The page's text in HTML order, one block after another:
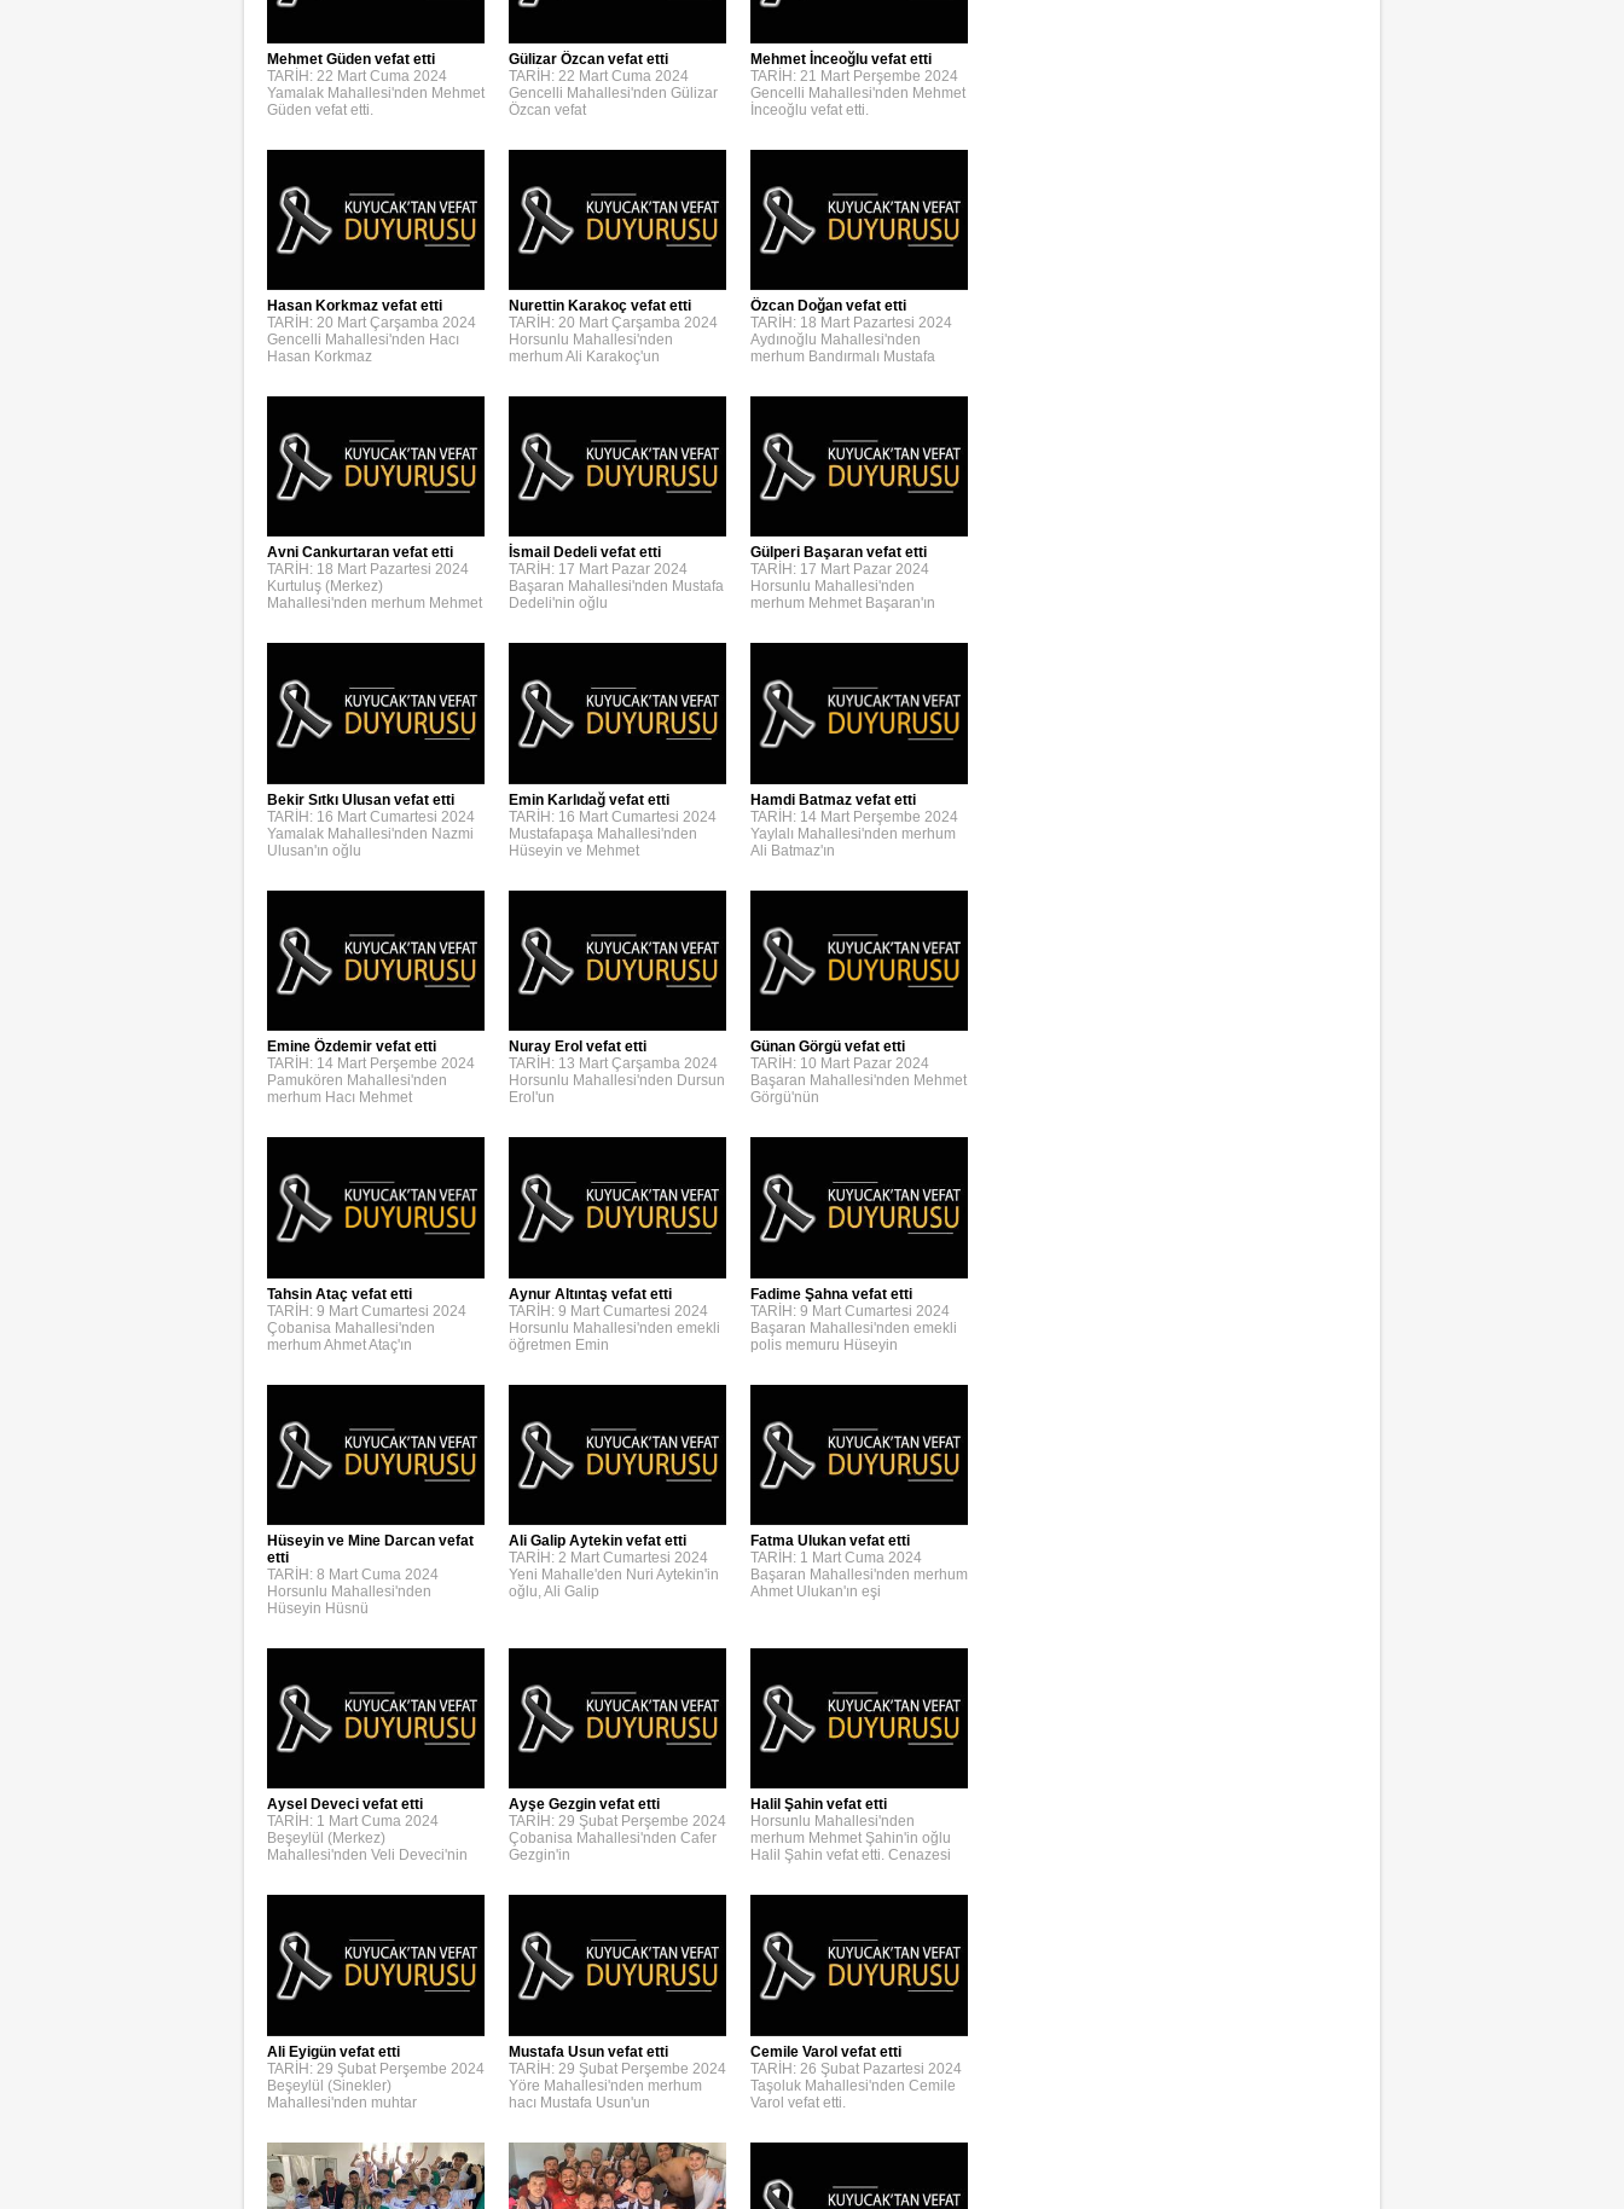
Mehmet Güden vefat etti
TARİH: 22 Mart Cuma 2024
Yamalak Mahallesi'nden Mehmet
Güden vefat etti.
Gülizar Özcan vefat etti
TARİH: 22 Mart Cuma 2024
Gencelli Mahallesi'nden Gülizar
Özcan vefat
Mehmet İnceoğlu vefat etti
TARİH: 21 Mart Perşembe 2024
Gencelli Mahallesi'nden Mehmet
İnceoğlu vefat etti.
Hasan Korkmaz vefat etti
TARİH: 20 Mart Çarşamba 2024
Gencelli Mahallesi'nden Hacı
Hasan Korkmaz
Nurettin Karakoç vefat etti
TARİH: 20 Mart Çarşamba 2024
Horsunlu Mahallesi'nden
merhum Ali Karakoç'un
Özcan Doğan vefat etti
TARİH: 18 Mart Pazartesi 2024
Aydınoğlu Mahallesi'nden
merhum Bandırmalı Mustafa
Avni Cankurtaran vefat etti
TARİH: 18 Mart Pazartesi 2024
Kurtuluş (Merkez)
Mahallesi'nden merhum Mehmet
İsmail Dedeli vefat etti
TARİH: 17 Mart Pazar 2024
Başaran Mahallesi'nden Mustafa
Dedeli'nin oğlu
Gülperi Başaran vefat etti
TARİH: 17 Mart Pazar 2024
Horsunlu Mahallesi'nden
merhum Mehmet Başaran'ın
Bekir Sıtkı Ulusan vefat etti
TARİH: 16 Mart Cumartesi 2024
Yamalak Mahallesi'nden Nazmi
Ulusan'ın oğlu
Emin Karlıdağ vefat etti
TARİH: 16 Mart Cumartesi 2024
Mustafapaşa Mahallesi'nden
Hüseyin ve Mehmet
Hamdi Batmaz vefat etti
TARİH: 14 Mart Perşembe 2024
Yaylalı Mahallesi'nden merhum
Ali Batmaz'ın
Emine Özdemir vefat etti
TARİH: 14 Mart Perşembe 2024
Pamukören Mahallesi'nden
merhum Hacı Mehmet
Nuray Erol vefat etti
TARİH: 13 Mart Çarşamba 2024
Horsunlu Mahallesi'nden Dursun
Erol'un
Günan Görgü vefat etti
TARİH: 10 Mart Pazar 2024
Başaran Mahallesi'nden Mehmet
Görgü'nün
Tahsin Ataç vefat etti
TARİH: 9 Mart Cumartesi 2024
Çobanisa Mahallesi'nden
merhum Ahmet Ataç'ın
Aynur Altıntaş vefat etti
TARİH: 9 Mart Cumartesi 2024
Horsunlu Mahallesi'nden emekli
öğretmen Emin
Fadime Şahna vefat etti
TARİH: 9 Mart Cumartesi 2024
Başaran Mahallesi'nden emekli
polis memuru Hüseyin
Hüseyin ve Mine Darcan vefat
etti
TARİH: 8 Mart Cuma 2024
Horsunlu Mahallesi'nden
Hüseyin Hüsnü
Ali Galip Aytekin vefat etti
TARİH: 2 Mart Cumartesi 2024
Yeni Mahalle'den Nuri Aytekin'in
oğlu, Ali Galip
Fatma Ulukan vefat etti
TARİH: 1 Mart Cuma 2024
Başaran Mahallesi'nden merhum
Ahmet Ulukan'ın eşi
Aysel Deveci vefat etti
TARİH: 1 Mart Cuma 2024
Beşeylül (Merkez)
Mahallesi'nden Veli Deveci'nin
Ayşe Gezgin vefat etti
TARİH: 29 Şubat Perşembe 2024
Çobanisa Mahallesi'nden Cafer
Gezgin'in
Halil Şahin vefat etti
Horsunlu Mahallesi'nden
merhum Mehmet Şahin'in oğlu
Halil Şahin vefat etti. Cenazesi
Ali Eyigün vefat etti
TARİH: 29 Şubat Perşembe 2024
Beşeylül (Sinekler)
Mahallesi'nden muhtar
Mustafa Usun vefat etti
TARİH: 29 Şubat Perşembe 2024
Yöre Mahallesi'nden merhum
hacı Mustafa Usun'un
Cemile Varol vefat etti
TARİH: 26 Şubat Pazartesi 2024
Taşoluk Mahallesi'nden Cemile
Varol vefat etti.